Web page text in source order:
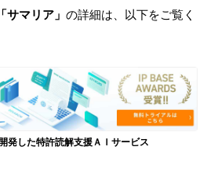
マリア」 の詳細は、以下をご覧く
発した特許読解支援ＡＩサービス